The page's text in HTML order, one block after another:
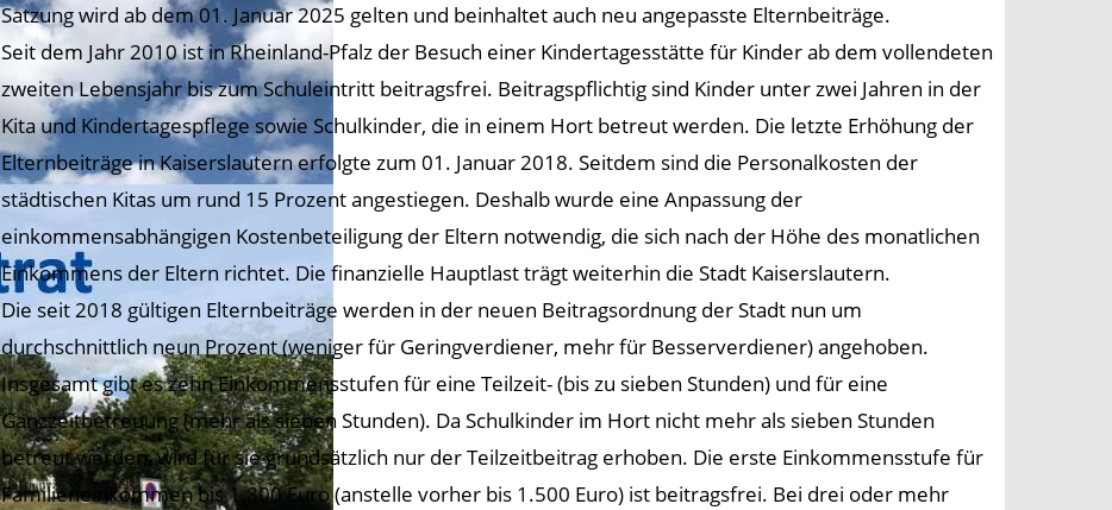
Satzung wird ab dem 01. Januar 2025 gelten und beinhaltet auch neu angepasste Elternbeiträge.
Seit dem Jahr 2010 ist in Rheinland-Pfalz der Besuch einer Kindertagesstätte für Kinder ab dem vollendeten
zweiten Lebensjahr bis zum Schuleintritt beitragsfrei. Beitragspflichtig sind Kinder unter zwei Jahren in der
Kita und Kindertagespflege sowie Schulkinder, die in einem Hort betreut werden. Die letzte Erhöhung der
Elternbeiträge in Kaiserslautern erfolgte zum 01. Januar 2018. Seitdem sind die Personalkosten der
städtischen Kitas um rund 15 Prozent angestiegen. Deshalb wurde eine Anpassung der
einkommensabhängigen Kostenbeteiligung der Eltern notwendig, die sich nach der Höhe des monatlichen
Einkommens der Eltern richtet. Die finanzielle Hauptlast trägt weiterhin die Stadt Kaiserslautern.
Die seit 2018 gültigen Elternbeiträge werden in der neuen Beitragsordnung der Stadt nun um
durchschnittlich neun Prozent (weniger für Geringverdiener, mehr für Besserverdiener) angehoben.
Insgesamt gibt es zehn Einkommensstufen für eine Teilzeit- (bis zu sieben Stunden) und für eine
Ganzzeitbetreuung (mehr als sieben Stunden). Da Schulkinder im Hort nicht mehr als sieben Stunden
betreut werden, wird für sie grundsätzlich nur der Teilzeitbeitrag erhoben. Die erste Einkommensstufe für
Familieneinkommen bis 1.800 Euro (anstelle vorher bis 1.500 Euro) ist beitragsfrei. Bei drei oder mehr